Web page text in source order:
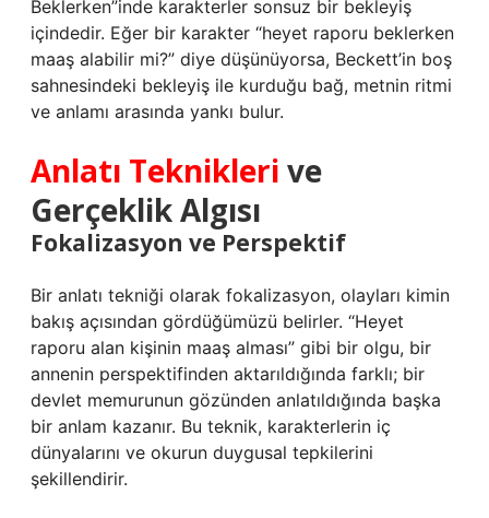
Beklerken”inde karakterler sonsuz bir bekleyiş
içindedir. Eğer bir karakter “heyet raporu beklerken
maaş alabilir mi?” diye düşünüyorsa, Beckett’in boş
sahnesindeki bekleyiş ile kurduğu bağ, metnin ritmi
ve anlamı arasında yankı bulur.
Anlatı Teknikleri ve
Gerçeklik Algısı
Fokalizasyon ve Perspektif
Bir anlatı tekniği olarak fokalizasyon, olayları kimin
bakış açısından gördüğümüzü belirler. “Heyet
raporu alan kişinin maaş alması” gibi bir olgu, bir
annenin perspektifinden aktarıldığında farklı; bir
devlet memurunun gözünden anlatıldığında başka
bir anlam kazanır. Bu teknik, karakterlerin iç
dünyalarını ve okurun duygusal tepkilerini
şekillendirir.